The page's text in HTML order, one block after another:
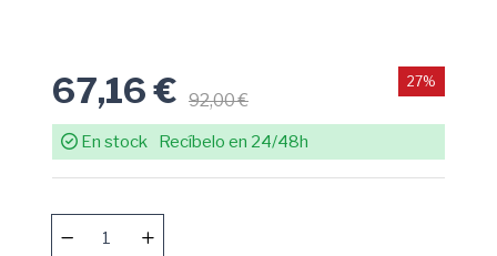
67,16 € 92,00 €
27%
En stock Recíbelo en 24/48h